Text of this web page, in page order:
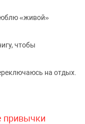
«живой»
чтобы
на отдых.
привычки